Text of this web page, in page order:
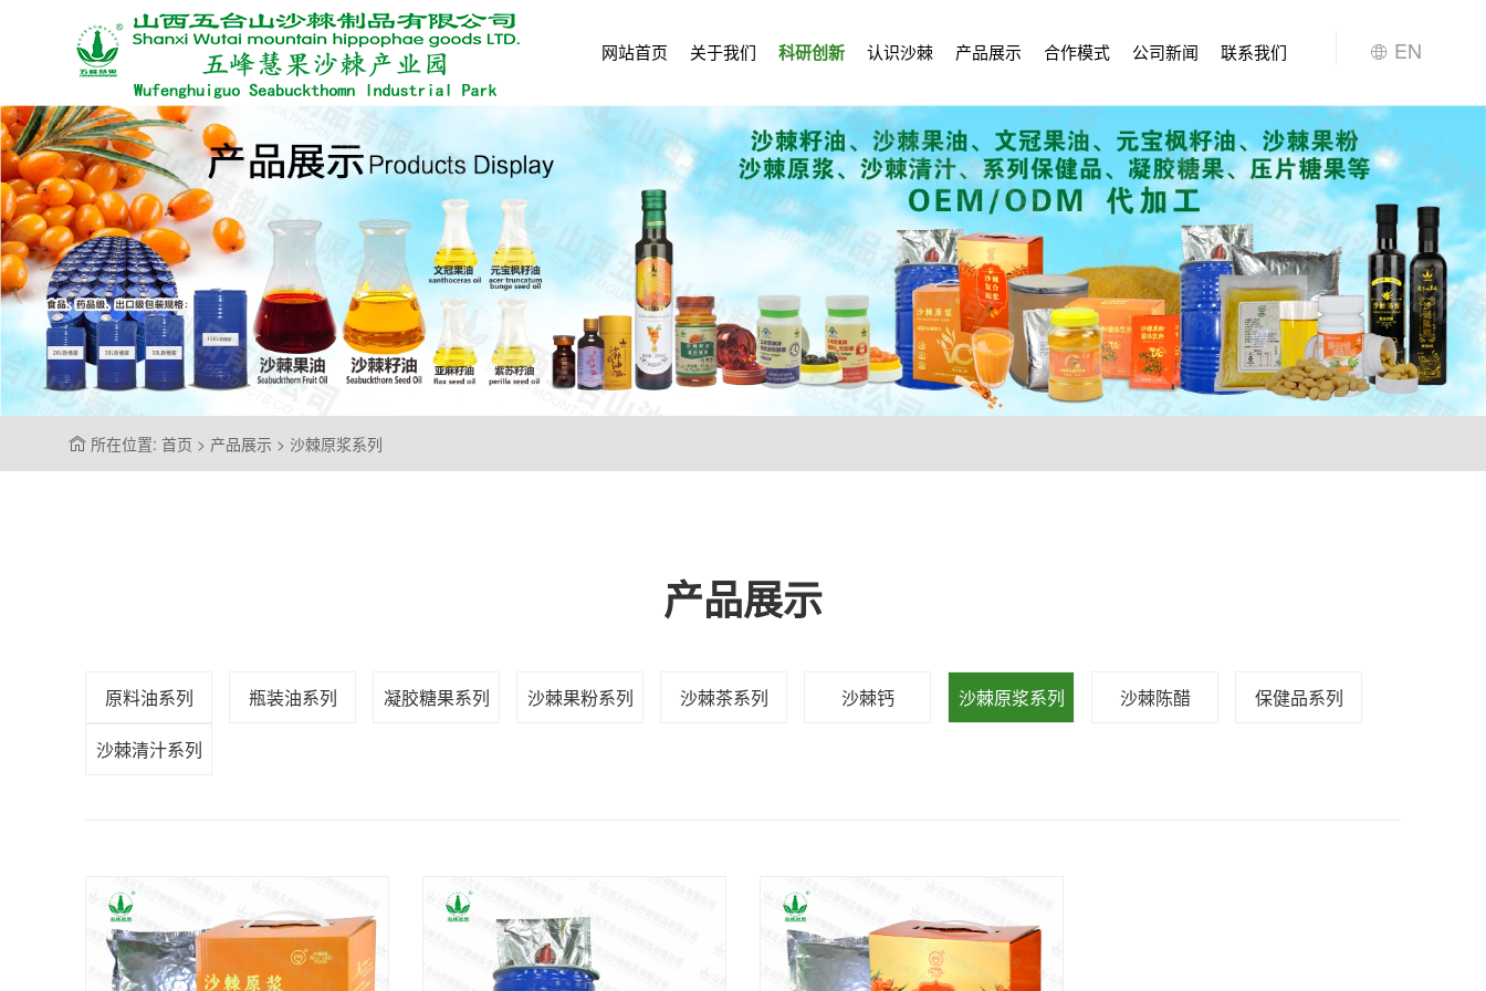
网站首页 关于我们 科研创新 认识沙棘 产品展示 合作模式 公司新闻 联系我们 EN
所在位置: 首页 > 产品展示 > 沙棘原浆系列
产品展示
原料油系列 瓶装油系列 凝胶糖果系列 沙棘果粉系列 沙棘茶系列 沙棘钙 沙棘原浆系列 沙棘陈醋 保健品系列
沙棘清汁系列